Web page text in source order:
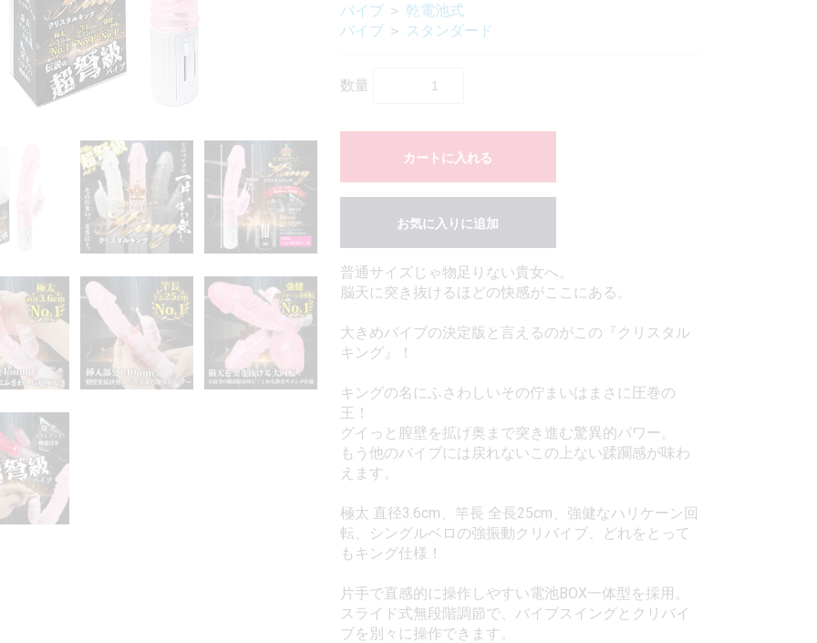
バイブ ＞ 乾電池式
バイブ ＞ スタンダード
数量
カートに入れる
お気に入りに追加
普通サイズじゃ物足りない貴女へ。
脳天に突き抜けるほどの快感がここにある。
大きめバイブの決定版と言えるのがこの『クリスタル
キング』！
キングの名にふさわしいその佇まいはまさに圧巻の
王！
グイっと膣壁を拡げ奥まで突き進む驚異的パワー。
もう他のバイブには戻れないこの上ない蹂躙感が味わ
えます。
極太 直径3.6cm、竿長 全長25cm、強健なハリケーン回
転、シングルベロの強振動クリバイブ、どれをとって
もキング仕様！
片手で直感的に操作しやすい電池BOX一体型を採用。
スライド式無段階調節で、バイブスイングとクリバイ
ブを別々に操作できます。